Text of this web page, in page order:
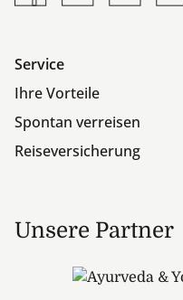
Service
Ihre Vorteile
Spontan verreisen
Reiseversicherung
Unsere Partner